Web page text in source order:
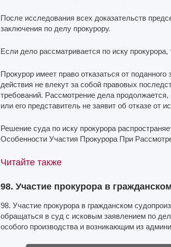
После исследования всех доказательств
заключения по делу прокурору.
Если дело рассматривается по иску
Прокурор имеет право отказаться от
действия не влекут за собой правовых
требований. Рассмотрение дела продолжается,
или его представитель не заявит об отказе от
Решение суда по иску прокурора
Особенности Участия Прокурора При
Читайте также
98. Участие прокурора в
98. Участие прокурора в гражданском
обращаться в суд с исковым заявлением по
особого производства и возникающим из